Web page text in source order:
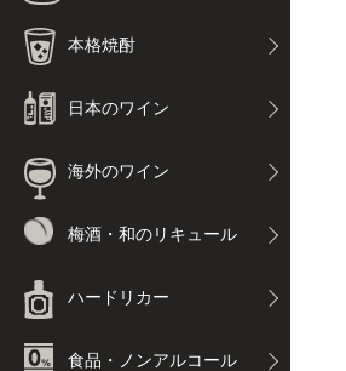
本格焼酎
日本のワイン
海外のワイン
梅酒・和のリキュール
ハードリカー
食品・ノンアルコール